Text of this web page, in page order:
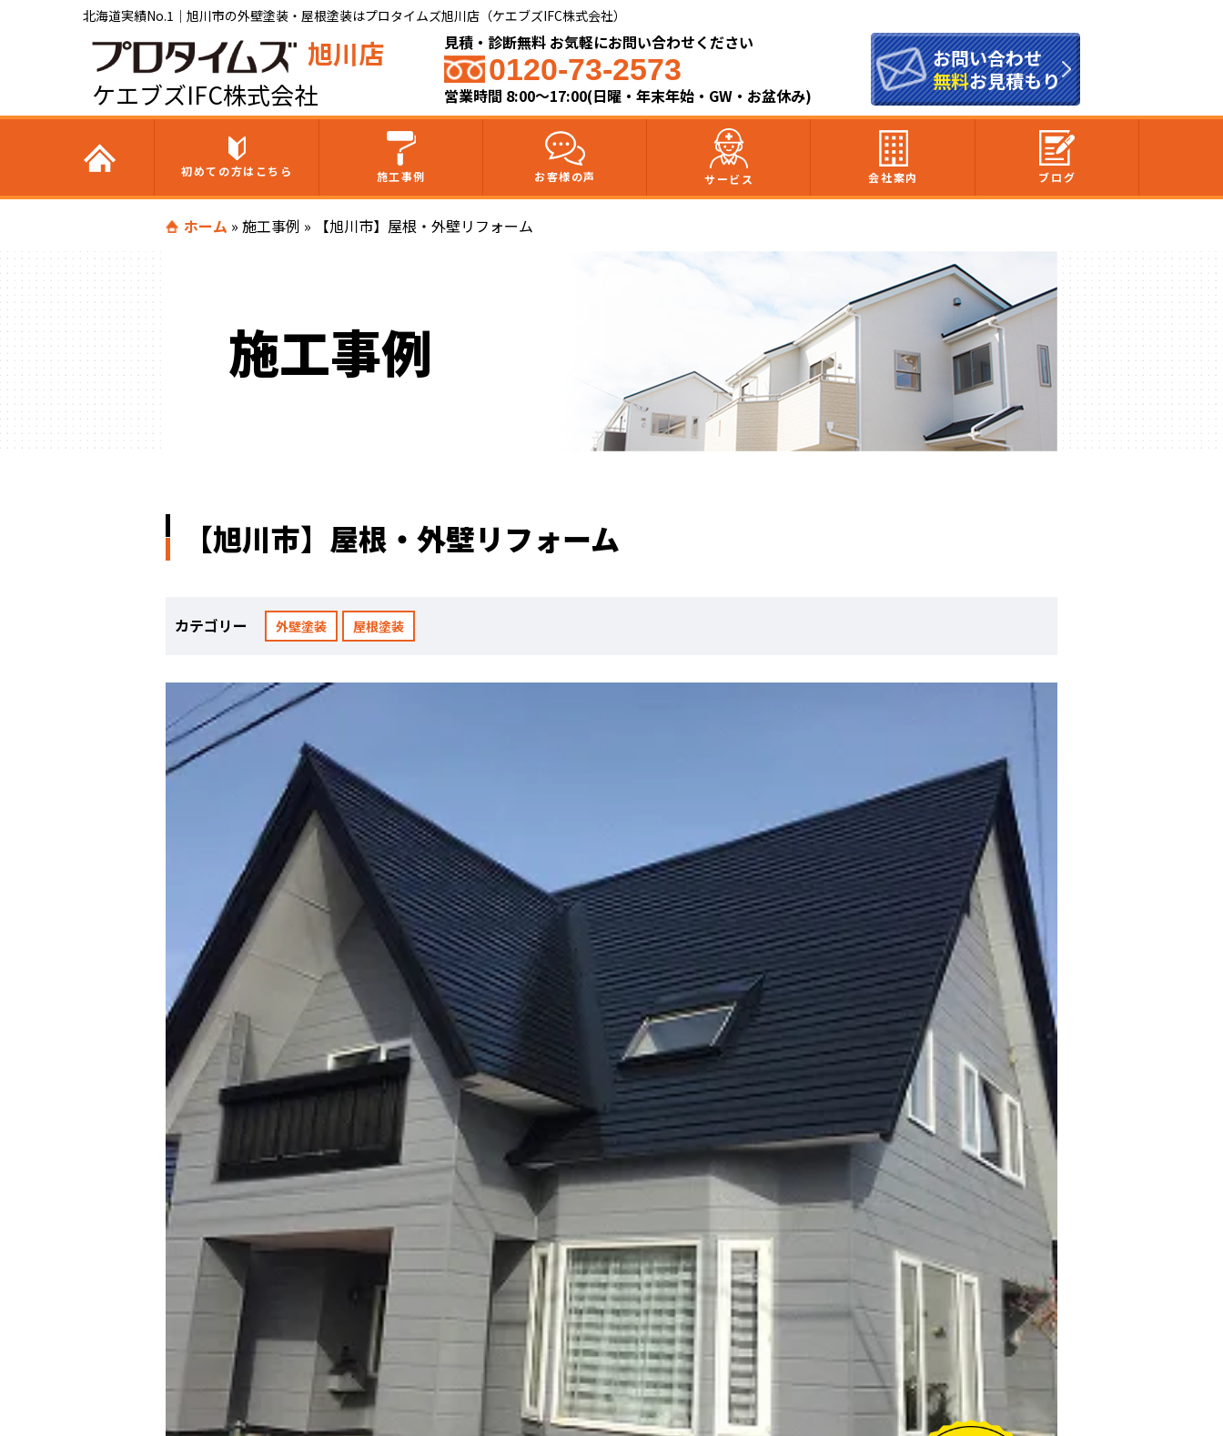
北海道実績No.1｜旭川市の外壁塗装・屋根塗装はプロタイムズ旭川店（ケエブズIFC株式会社）​
旭川店
ケエブズIFC株式会社
見積・診断無料 お気軽にお問い合わせください
0120-73-2573
営業時間 8:00～17:00(日曜・年末年始・GW・お盆休み)
お問い合わせ
無料お見積もり
初めての方はこちら 施工事例 お客様の声 サービス 会社案内 ブログ
ホーム » 施工事例 » 【旭川市】屋根・外壁リフォーム
施工事例
【旭川市】屋根・外壁リフォーム
カテゴリー 外壁塗装 屋根塗装